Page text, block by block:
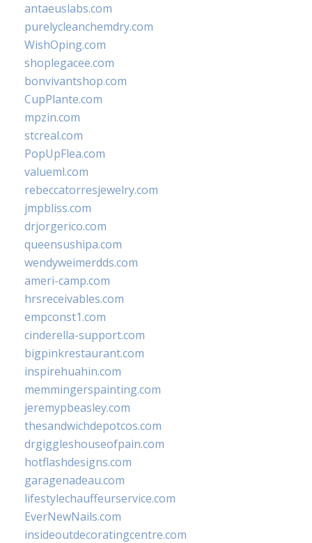
antaeuslabs.com
purelycleanchemdry.com
WishOping.com
shoplegacee.com
bonvivantshop.com
CupPlante.com
mpzin.com
stcreal.com
PopUpFlea.com
valueml.com
rebeccatorresjewelry.com
jmpbliss.com
drjorgerico.com
queensushipa.com
wendyweimerdds.com
ameri-camp.com
hrsreceivables.com
empconst1.com
cinderella-support.com
bigpinkrestaurant.com
inspirehuahin.com
memmingerspainting.com
jeremypbeasley.com
thesandwichdepotcos.com
drgiggleshouseofpain.com
hotflashdesigns.com
garagenadeau.com
lifestylechauffeurservice.com
EverNewNails.com
insideoutdecoratingcentre.com